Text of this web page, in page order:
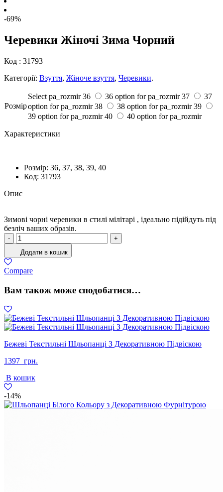
-69%
Черевики Жіночі Зима Чорний
Код : 31793
Категорії: Взуття, Жіноче взуття, Черевики.
Розмiр
Select pa_rozmir 36 36 option for pa_rozmir 37
37
option for pa_rozmir 38 38 option for pa_rozmir 39
39 option for pa_rozmir 40 40 option for pa_rozmir
Характеристики
Розмiр: 36, 37, 38, 39, 40
Код: 31793
Опис
Зимові чорні черевики в стилі мілітарі , ідеально підійдуть під
безліч ваших образів.
Черевики
Жіночі
Зима
Чорний
кількість
-
+
Додати в кошик
Compare
Вам також може сподобатися…
Бежеві Текстильні Шльопанці З Декоративною Підвіскою
1397 грн.
В кошик
-14%